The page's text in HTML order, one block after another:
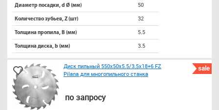
Диаметр посадки, d Ø (мм) 50
Количество зубьев, Z (шт) 32
Толщина пропила, B (мм) 5.5
Толщина диска, b (мм) 3.5
sale
Диск пильный 550х50х5.5/3.5х18+6 FZ
Pilana для многопильного станка
по запросу